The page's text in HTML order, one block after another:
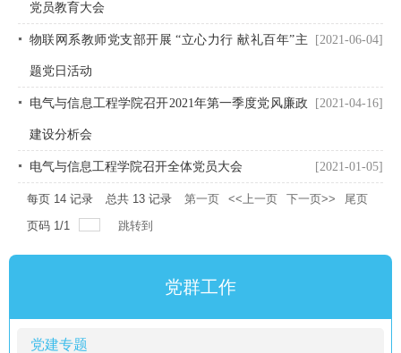
党员教育大会
[2021-06-04]
物联网系教师党支部开展 “立心力行 献礼百年”主
题党日活动
[2021-04-16]
电气与信息工程学院召开2021年第一季度党风廉政
建设分析会
[2021-01-05]
电气与信息工程学院召开全体党员大会
每页 14 记录 总共 13 记录 第一页 <<上一页 下一页>>
尾页
页码 1/1 跳转到
党群工作
党建专题